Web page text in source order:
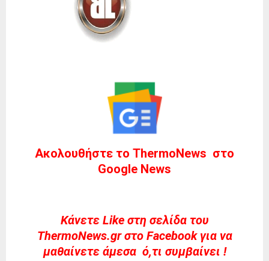
Ακολουθήστε το ThermoNews στο
Google News
Kάνετε Like στη σελίδα του
ThermoNews.gr στο Facebook για να
μαθαίνετε άμεσα ό,τι συμβαίνει !